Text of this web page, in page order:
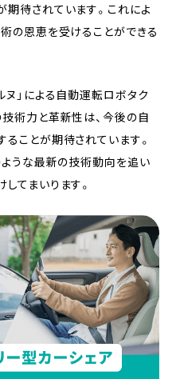
待されています。これによ
の恩恵を受けることができる
ヌ」による自動運転ロボタク
術力と革新性は、今後の自
ことが期待されています。
うな最新の技術動向を追い
てまいります。